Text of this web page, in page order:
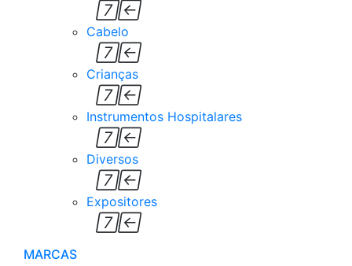

Cabelo

Crianças

Instrumentos Hospitalares

Diversos

Expositores

MARCAS